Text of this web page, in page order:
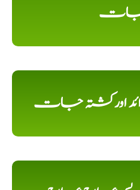
جات
اورکشتہ جات